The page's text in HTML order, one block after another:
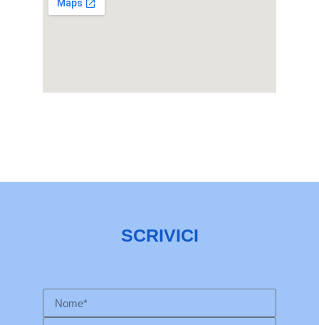
SCRIVICI